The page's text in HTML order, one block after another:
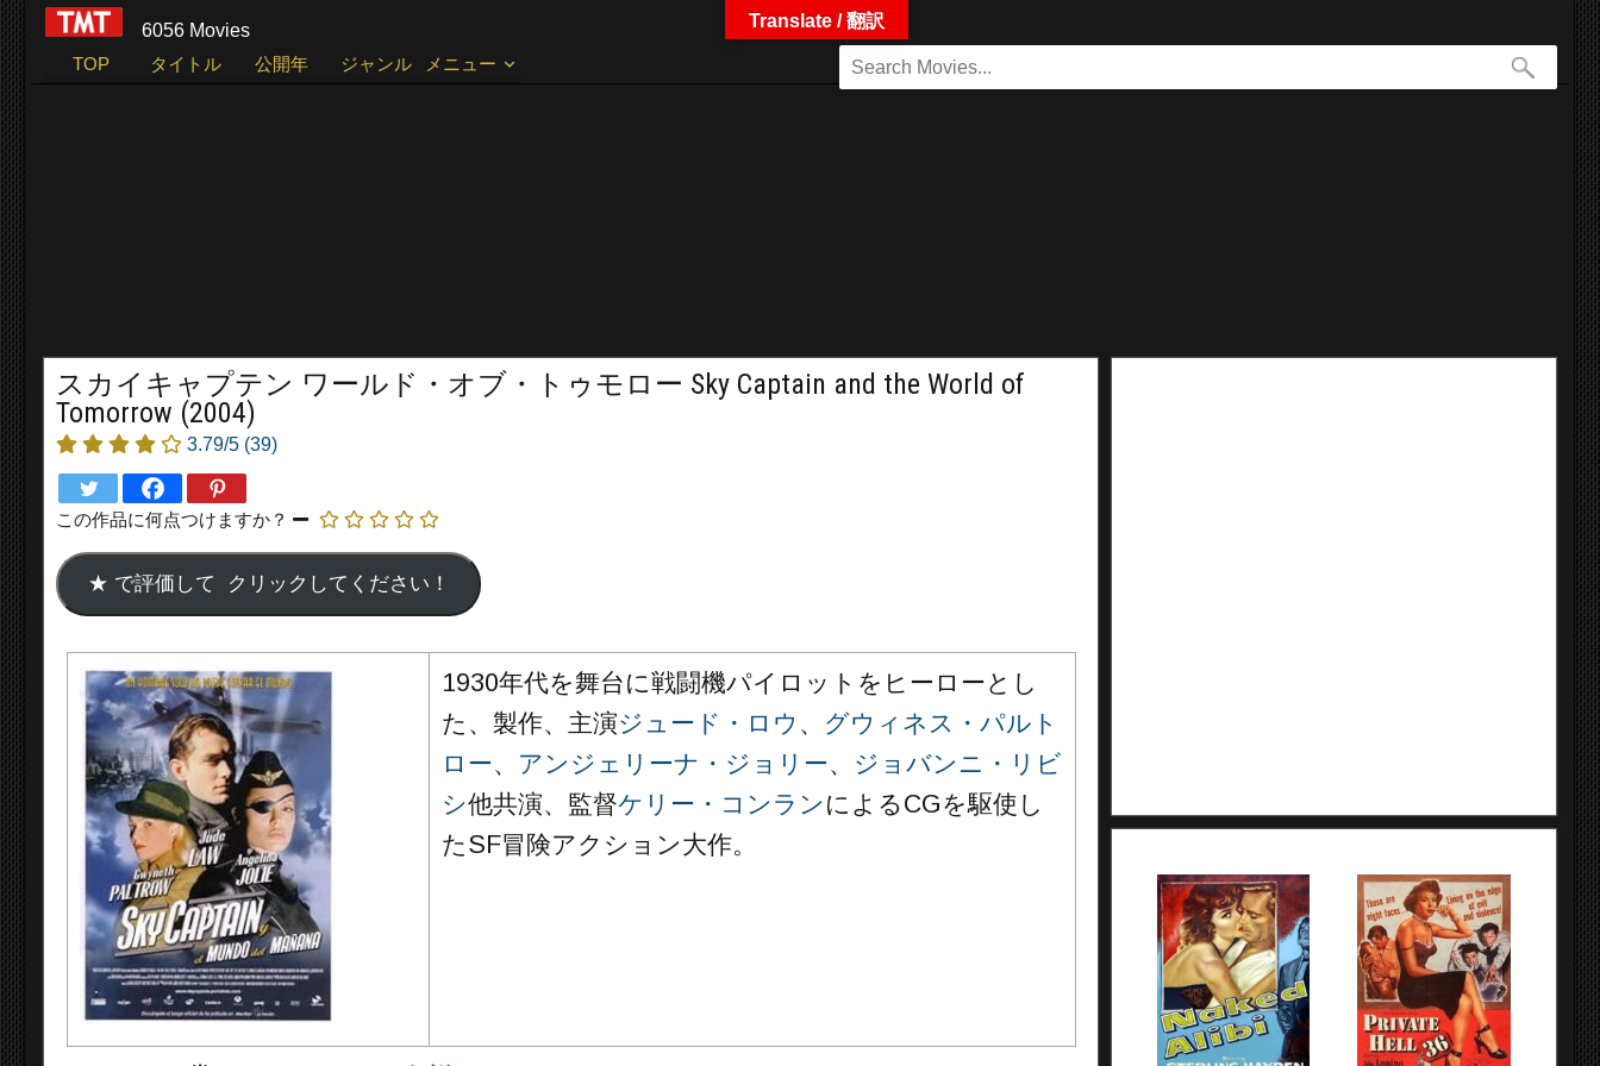
6056 Movies
TOP
タイトル 公開年 ジャンル メニュー
スカイキャプテン ワールド・オブ・トゥモロー Sky Captain and the World of
Tomorrow (2004)
3.79/5 (39)
この作品に何点つけますか？
1930年代を舞台に戦闘機パイロットをヒーローとし
た、製作、主演ジュード・ロウ 、 グウィネス・パルト
ロー、 アンジェリーナ・ジョリー、 ジョバンニ・リビ
シ他共演、監督ケリー・コンラン によるCGを駆使し
たSF冒険アクション大作。
Translate / 翻訳